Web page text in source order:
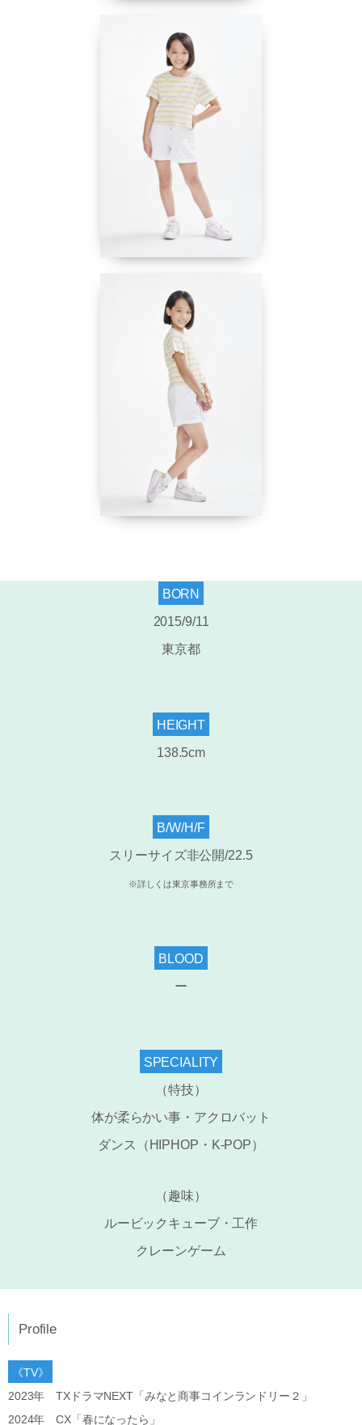
BORN
2015/9/11
東京都
HEIGHT
138.5cm
B/W/H/F
スリーサイズ非公開/22.5
※詳しくは東京事務所まで
BLOOD
ー
SPECIALITY
（特技）
体が柔らかい事・アクロバット
ダンス（HIPHOP・K-POP）
（趣味）
ルービックキューブ・工作
クレーンゲーム
Profile
《TV》
2023年 TXドラマNEXT「みなと商事コインランドリー２」
2024年 CX「春になったら」